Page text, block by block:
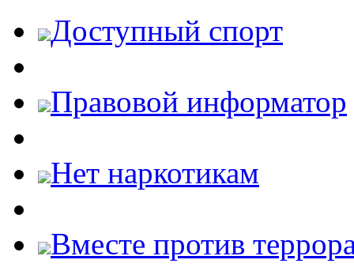
Доступный спорт
Правовой информатор
Нет наркотикам
Вместе против